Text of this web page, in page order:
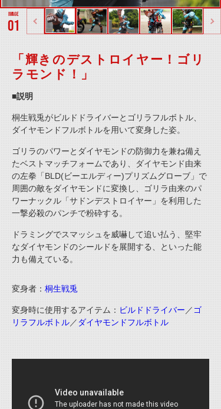
01
「輝きのデストロイヤー！ゴリ
ラモンド！」
■説明
桐生戦兎がビルドドライバーとゴリラフルボトル、
ダイヤモンドフルボトルを用いて変身した姿。
ゴリラのパワーとダイヤモンドの防御力を兼ね備え
たベストマッチフォームであり、ダイヤモンド由来
の左拳「BLD(ビーエルディー)プリズムグローブ」で
周囲の敵をダイヤモンドに変換し、ゴリラ由来のパ
ワーナックル「サドンデストロイヤー」を利用した
一撃必殺のパンチで粉砕する。
ドラミングでスマッシュを威嚇して追い払う、堅牢
なダイヤモンドのシールドを展開する、といった能
力も備えている。
変身者： 桐生戦兎
変身時に使用するアイテム： ビルドドライバー ／ ゴ
リラフルボトル／ ダイヤモンドフルボトル